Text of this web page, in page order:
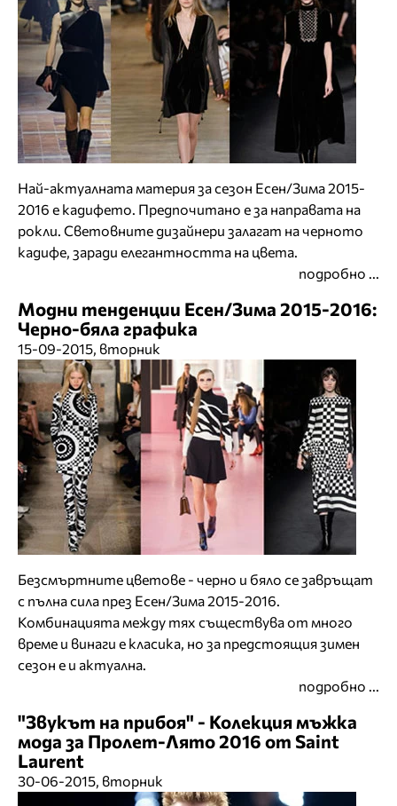
Най-актуалната материя за сезон Есен/Зима 2015-
2016 е кадифето. Предпочитано е за направата на
рокли. Световните дизайнери залагат на черното
кадифе, заради елегантността на цвета.
подробно ...
Модни тенденции Есен/Зима 2015-2016:
Черно-бяла графика
15-09-2015, вторник
Безсмъртните цветове - черно и бяло се завръщат
с пълна сила през Есен/Зима 2015-2016.
Комбинацията между тях съществува от много
време и винаги е класика, но за предстоящия зимен
сезон е и актуална.
подробно ...
"Звукът на прибоя" - Колекция мъжка
мода за Пролет-Лято 2016 от Saint
Laurent
30-06-2015, вторник